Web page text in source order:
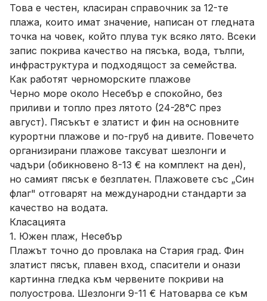
Това е честен, класиран справочник за 12-те
плажа, които имат значение, написан от гледната
точка на човек, който плува тук всяко лято. Всеки
запис покрива качество на пясъка, вода, тълпи,
инфраструктура и подходящост за семейства.
Как работят черноморските плажове
Черно море около Несебър е спокойно, без
приливи и топло през лятото (24-28°C през
август). Пясъкът е златист и фин на основните
курортни плажове и по-груб на дивите. Повечето
организирани плажове таксуват шезлонги и
чадъри (обикновено 8-13 € на комплект на ден),
но самият пясък е безплатен. Плажовете със „Син
флаг" отговарят на международни стандарти за
качество на водата.
Класацията
1. Южен плаж, Несебър
Плажът точно до провлака на Стария град. Фин
златист пясък, плавен вход, спасители и онази
картинна гледка към червените покриви на
полуострова. Шезлонги 9-11 € Натоварва се към